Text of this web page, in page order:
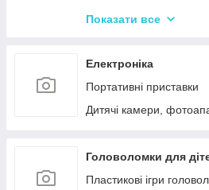
Іграшки Pop it
Показати все
Електроніка
Портативні приставки
Дитячі камери,
Головоломки для
Пластикові ігри